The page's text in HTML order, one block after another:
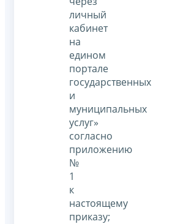
личный
кабинет
на
едином
портале
государственных
и
муниципальных
услуг»
согласно
приложению
№
1
к
настоящему
приказу;